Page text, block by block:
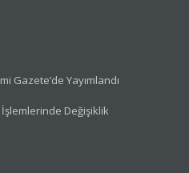
Gazete’de Yayımlandı
Değişiklik